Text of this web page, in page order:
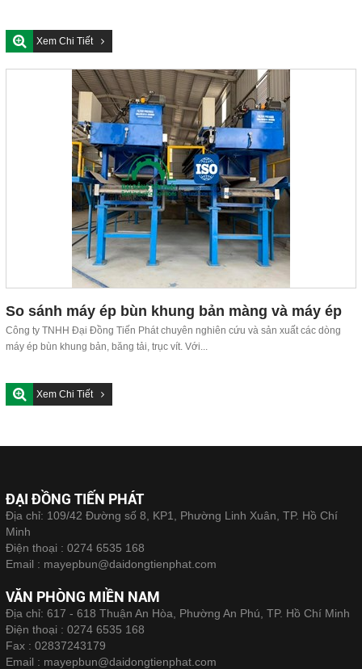
Xem Chi Tiết
So sánh máy ép bùn khung bản màng và máy ép
bùn khung bản thường
Công ty TNHH Đại Đồng Tiến Phát chuyên nghiên cứu và sản xuất các dòng
máy ép bùn khung bản, băng tải, trục vít. Với...
Xem Chi Tiết
ĐẠI ĐỒNG TIẾN PHÁT
Địa chỉ: 109/42 Đường số 8, KP1, Phường Linh Xuân, TP. Hồ Chí
Minh
Điện thoại : 0274 6535 168
Email : mayepbun@daidongtienphat.com
VĂN PHÒNG MIỀN NAM
Địa chỉ: 617 - 618 Thuận An Hòa, Phường An Phú, TP. Hồ Chí Minh
Điện thoại : 0274 6535 168
Fax : 02837243179
Email : mayepbun@daidongtienphat.com